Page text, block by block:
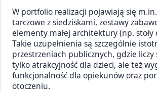
W portfolio realizacji pojawiają się
tarczowe z siedziskami, zestawy
elementy małej architektury (np. stoły
Takie uzupełnienia są szczególnie
przestrzeniach publicznych, gdzie liczy
tylko atrakcyjność dla dzieci, ale też
funkcjonalność dla opiekunów oraz
otoczeniu.